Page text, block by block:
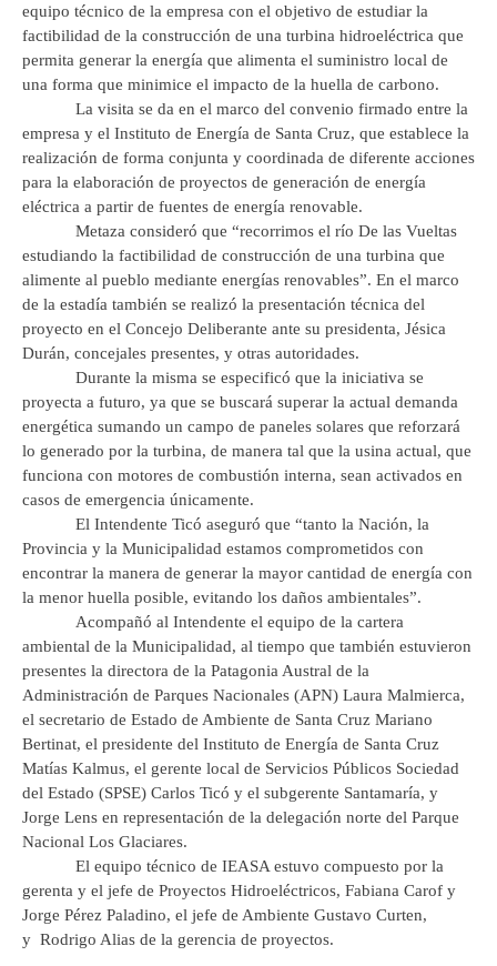
equipo técnico de la empresa con el objetivo de estudiar la
factibilidad de la construcción de una turbina hidroeléctrica que
permita generar la energía que alimenta el suministro local de
una forma que minimice el impacto de la huella de carbono.
La visita se da en el marco del convenio firmado entre la
empresa y el Instituto de Energía de Santa Cruz, que establece la
realización de forma conjunta y coordinada de diferente acciones
para la elaboración de proyectos de generación de energía
eléctrica a partir de fuentes de energía renovable.
Metaza consideró que “recorrimos el río De las Vueltas
estudiando la factibilidad de construcción de una turbina que
alimente al pueblo mediante energías renovables”. En el marco
de la estadía también se realizó la presentación técnica del
proyecto en el Concejo Deliberante ante su presidenta, Jésica
Durán, concejales presentes, y otras autoridades.
Durante la misma se especificó que la iniciativa se
proyecta a futuro, ya que se buscará superar la actual demanda
energética sumando un campo de paneles solares que reforzará
lo generado por la turbina, de manera tal que la usina actual, que
funciona con motores de combustión interna, sean activados en
casos de emergencia únicamente.
El Intendente Ticó aseguró que “tanto la Nación, la
Provincia y la Municipalidad estamos comprometidos con
encontrar la manera de generar la mayor cantidad de energía con
la menor huella posible, evitando los daños ambientales”.
Acompañó al Intendente el equipo de la cartera
ambiental de la Municipalidad, al tiempo que también estuvieron
presentes la directora de la Patagonia Austral de la
Administración de Parques Nacionales (APN) Laura Malmierca,
el secretario de Estado de Ambiente de Santa Cruz Mariano
Bertinat, el presidente del Instituto de Energía de Santa Cruz
Matías Kalmus, el gerente local de Servicios Públicos Sociedad
del Estado (SPSE) Carlos Ticó y el subgerente Santamaría, y
Jorge Lens en representación de la delegación norte del Parque
Nacional Los Glaciares.
El equipo técnico de IEASA estuvo compuesto por la
gerenta y el jefe de Proyectos Hidroeléctricos, Fabiana Carof y
Jorge Pérez Paladino, el jefe de Ambiente Gustavo Curten,
y Rodrigo Alias de la gerencia de proyectos.